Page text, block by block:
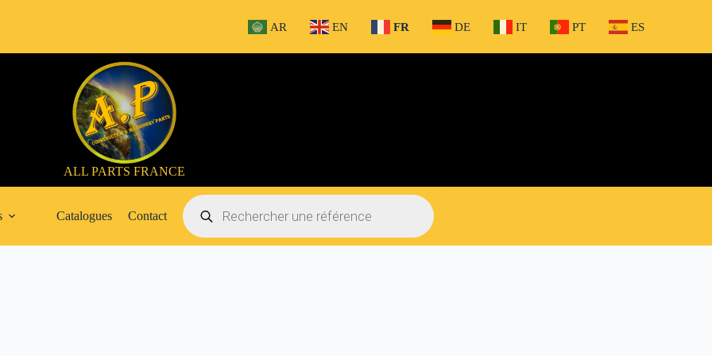
AR EN FR DE IT PT ES
ALL PARTS FRANCE
Catalogues Contact
Recherche
de
produits